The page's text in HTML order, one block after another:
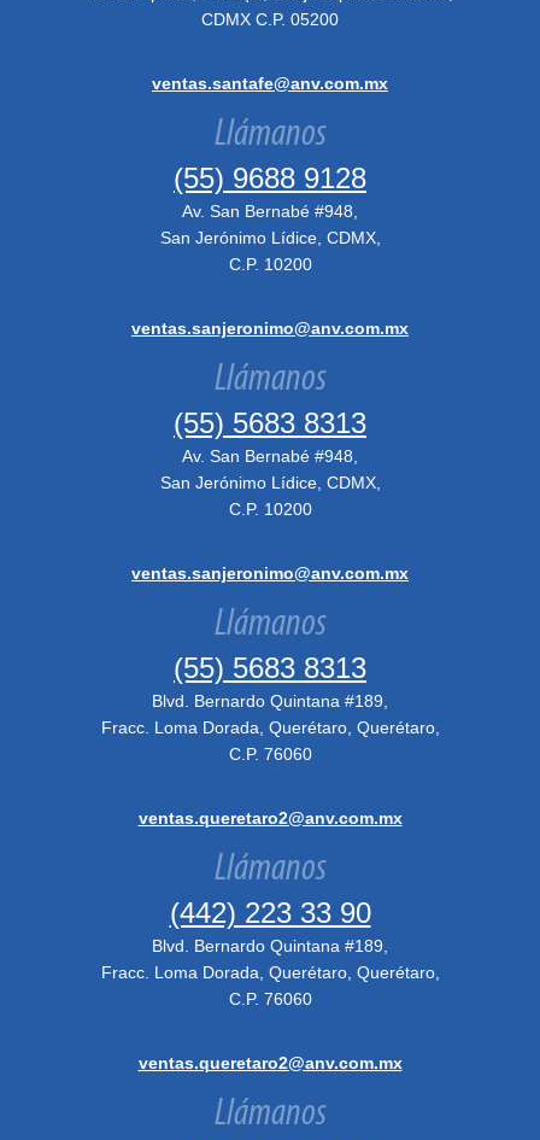
CDMX C.P. 05200
ventas.santafe@anv.com.mx
Llámanos
(55) 9688 9128
Av. San Bernabé #948,
San Jerónimo Lídice, CDMX,
C.P. 10200
ventas.sanjeronimo@anv.com.mx
Llámanos
(55) 5683 8313
Av. San Bernabé #948,
San Jerónimo Lídice, CDMX,
C.P. 10200
ventas.sanjeronimo@anv.com.mx
Llámanos
(55) 5683 8313
Blvd. Bernardo Quintana #189,
Fracc. Loma Dorada, Querétaro, Querétaro,
C.P. 76060
ventas.queretaro2@anv.com.mx
Llámanos
(442) 223 33 90
Blvd. Bernardo Quintana #189,
Fracc. Loma Dorada, Querétaro, Querétaro,
C.P. 76060
ventas.queretaro2@anv.com.mx
Llámanos